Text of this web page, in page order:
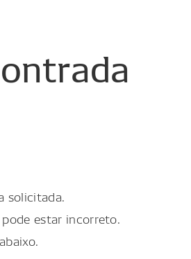
solicitada.
estar incorreto.